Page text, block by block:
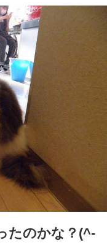
たのかな？(^-